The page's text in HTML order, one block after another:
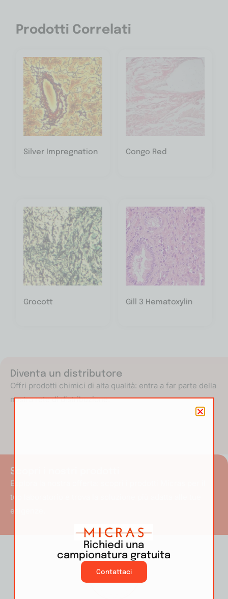
Prodotti Correlati
Silver Impregnation Congo Red
Grocott Gill 3 Hematoxylin
Diventa un distributore
Offri prodotti chimici di alta qualità: entra a far parte della
nostra rete di distribuzione.
Scopri i nostri prodotti
Esplora la nostra offerta: scopri i prodotti Micras per il
tuo laboratorio e trova la soluzione più adatta alle tue
esigenze.
Richiedi una
campionatura gratuita
Contattaci